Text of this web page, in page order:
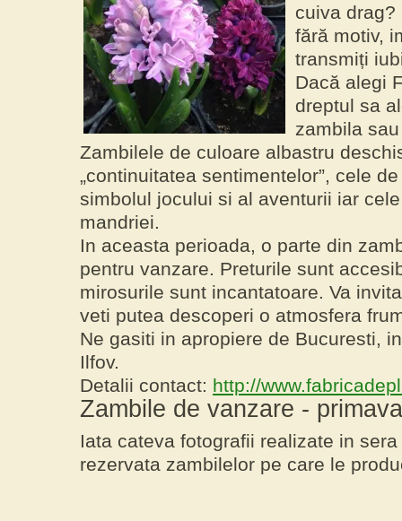
cuiva drag?
fără motiv,
transmiți
Dacă alegi
dreptul sa
zambila
Zambilele de culoare albastru
„continuitatea sentimentelor”, cele
simbolul jocului si al aventurii iar
mandriei.
In aceasta perioada, o parte din
pentru vanzare. Preturile sunt
mirosurile sunt incantatoare. Va
veti putea descoperi o atmosfera
Ne gasiti in apropiere de Bucuresti,
Ilfov.
Detalii contact: http://
Zambile de vanzare -
Iata cateva fotografii realizate in
rezervata zambilelor pe care le